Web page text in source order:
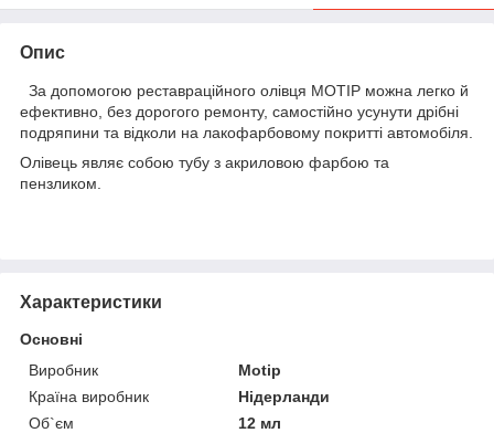
Опис
За допомогою реставраційного олівця MOTIP можна легко й
ефективно, без дорогого ремонту, самостійно усунути дрібні
подряпини та відколи на лакофарбовому покритті автомобіля.
Олівець являє собою тубу з акриловою фарбою та
пензликом.
Характеристики
Основні
Виробник
Motip
Країна виробник
Нідерланди
Об`єм
12 мл